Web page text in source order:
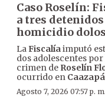
Caso Roselín:
a tres
homicidio
LaFiscalíaimputó
dos adolescentes por
crimen de Roselín
ocurrido en Caazapá
Agosto 7, 2026 07:57 p. m.